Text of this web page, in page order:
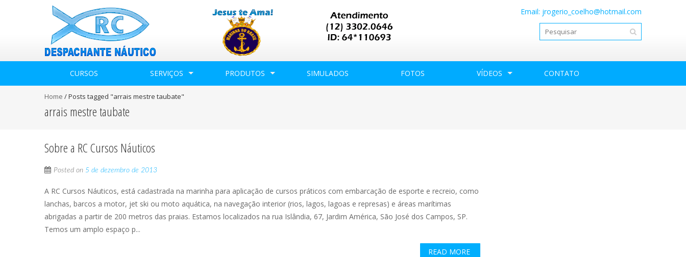
Email: jrogerio_coelho@hotmail.com
CURSOS SERVIÇOS PRODUTOS SIMULADOS FOTOS VÍDEOS CONTATO
Home /Posts tagged "arrais mestre taubate"
arrais mestre taubate
Sobre a RC Cursos Náuticos
Posted on 5 de dezembro de 2013
A RC Cursos Náuticos, está cadastrada na marinha para aplicação de cursos práticos com embarcação de esporte e recreio, como
lanchas, barcos a motor, jet ski ou moto aquática, na navegação interior (rios, lagos, lagoas e represas) e áreas marítimas
abrigadas a partir de 200 metros das praias. Estamos localizados na rua Islândia, 67, Jardim América, São José dos Campos, SP.
Temos um amplo espaço p...
READ MORE